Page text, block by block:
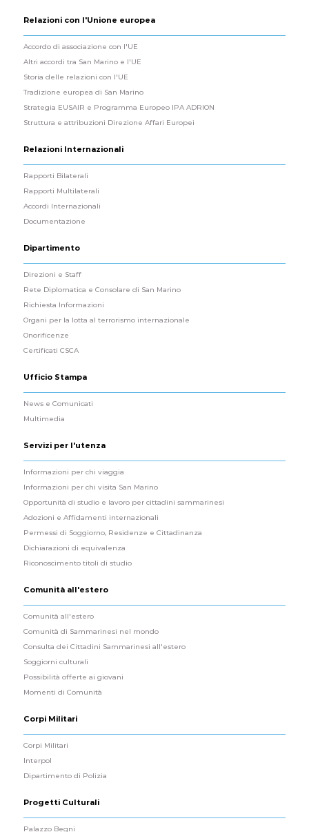
Relazioni con l'Unione europea
Accordo di associazione con l'UE
Altri accordi tra San Marino e l'UE
Storia delle relazioni con l'UE
Tradizione europea di San Marino
Strategia EUSAIR e Programma Europeo IPA ADRION
Struttura e attribuzioni Direzione Affari Europei
Relazioni Internazionali
Rapporti Bilaterali
Rapporti Multilaterali
Accordi Internazionali
Documentazione
Dipartimento
Direzioni e Staff
Rete Diplomatica e Consolare di San Marino
Richiesta Informazioni
Organi per la lotta al terrorismo internazionale
Onorificenze
Certificati CSCA
Ufficio Stampa
News e Comunicati
Multimedia
Servizi per l'utenza
Informazioni per chi viaggia
Informazioni per chi visita San Marino
Opportunità di studio e lavoro per cittadini sammarinesi
Adozioni e Affidamenti internazionali
Permessi di Soggiorno, Residenze e Cittadinanza
Dichiarazioni di equivalenza
Riconoscimento titoli di studio
Comunità all'estero
Comunità all'estero
Comunità di Sammarinesi nel mondo
Consulta dei Cittadini Sammarinesi all'estero
Soggiorni culturali
Possibilità offerte ai giovani
Momenti di Comunità
Corpi Militari
Corpi Militari
Interpol
Dipartimento di Polizia
Progetti Culturali
Palazzo Begni